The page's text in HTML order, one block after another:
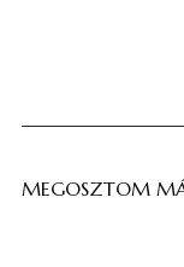
MEGOSZTOM